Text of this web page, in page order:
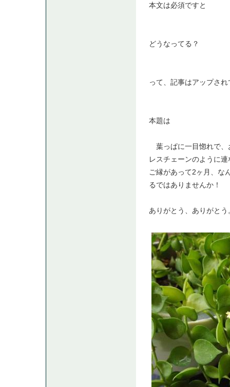
本文は必須ですと
どうなってる？
って、記事はアップさ
本題は
葉っぱに一目惚れで、
レスチェーンのように
ご縁があって2ヶ月、な
るではありませんか！
ありがとう、ありがと